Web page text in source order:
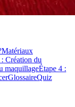
Matériaux
: Création du
maquillageÉtape 4 :
GlossaireQuiz